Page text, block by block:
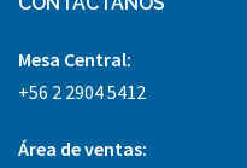
Mesa Central:
+56 2 2904 5412
Área de ventas: